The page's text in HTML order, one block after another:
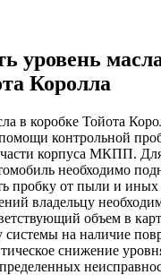
уровень
Королла
в коробке Тойота
контрольной
корпуса МКПП.
необходимо
пробку от пыли и
владельцу
объем в
системы на наличие
снижение